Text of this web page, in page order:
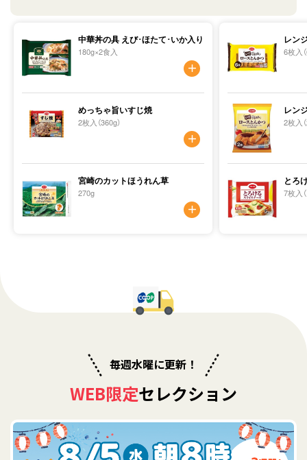
中華丼の具 えび･ほたて･いか入り
180g×2食入
めっちゃ旨いすじ焼
2枚入（360g）
宮崎のカットほうれん草
270g
レン
6枚入
レン
2枚入
とろ
7枚入
毎週水曜に更新！
WEB限定セレクション